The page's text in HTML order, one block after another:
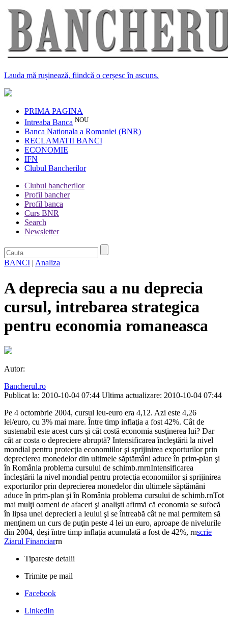
Lauda mă rușinează, fiindcă o cerșesc în ascuns.
PRIMA PAGINA
Intreaba Banca NOU
Banca Nationala a Romaniei (BNR)
RECLAMATII BANCI
ECONOMIE
IFN
Clubul Bancherilor
Clubul bancherilor
Profil bancher
Profil banca
Curs BNR
Search
Newsletter
BANCI | Analiza
A deprecia sau a nu deprecia
cursul, intrebarea strategica
pentru economia romaneasca
Autor:
Bancherul.ro
Publicat la: 2010-10-04 07:44 Ultima actualizare: 2010-10-04 07:44
Pe 4 octombrie 2004, cursul leu-euro era 4,12. Azi este 4,26
lei/euro, cu 3% mai mare. Între timp inflaţia a fost 42%. Cât de
sustenabil este acest curs şi cât costă economia susţinerea lui? Dar
cât ar costa o depreciere abruptă? Intensificarea încleştării la nivel
mondial pentru protecţia economiilor şi sprijinirea exporturilor prin
deprecierea monedelor din ultimele săptămâni aduce în prim-plan şi
în România problema cursului de schimb.rnrnIntensificarea
încleştării la nivel mondial pentru protecţia economiilor şi sprijinirea
exporturilor prin deprecierea monedelor din ultimele săptămâni
aduce în prim-plan şi în România problema cursului de schimb.rnTot
mai mulţi oameni de afaceri şi analişti afirmă că economia se sufocă
în lipsa unei deprecieri a leului şi se întreabă cât ne mai permitem să
menţinem un curs de puţin peste 4 lei un euro, aproape de nivelurile
din 2004, deşi între timp inflaţia acumulată a fost de 42%, rnscrie
Ziarul Financiarrn
Tipareste detalii
Trimite pe mail
Facebook
LinkedIn